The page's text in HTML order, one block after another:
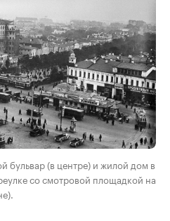
бульвар (в центре) и жилой дом в
со смотровой площадкой на